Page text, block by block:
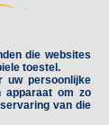
die websites
toestel.
uw persoonlijke
apparaat om zo
van die